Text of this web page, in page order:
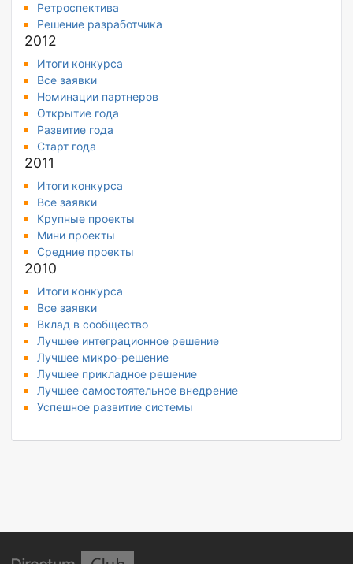
Ретроспектива
Решение разработчика
2012
Итоги конкурса
Все заявки
Номинации партнеров
Открытие года
Развитие года
Старт года
2011
Итоги конкурса
Все заявки
Крупные проекты
Мини проекты
Средние проекты
2010
Итоги конкурса
Все заявки
Вклад в сообщество
Лучшее интеграционное решение
Лучшее микро-решение
Лучшее прикладное решение
Лучшее самостоятельное внедрение
Успешное развитие системы